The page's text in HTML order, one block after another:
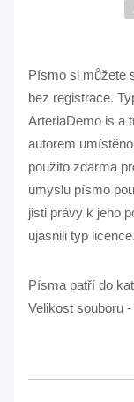
Písmo si můžete
bez registrace.
ArteriaDemo is a
autorem
použito zdarma
úmyslu písmo
jisti právy k jeho
ujasnili typ
Písma patří do
Velikost souboru